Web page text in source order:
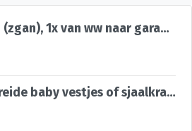
autoband (zgan), 1x van ww naar garage gereden.
Mooi gebreide baby vestjes of sjaalkraagtruitje